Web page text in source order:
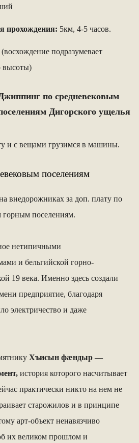
прохождения: 5км, 4-5 часов.
(восхождение подразумевает
высоты)
по средневековым
Дигорского ущелья
и с вещами грузимся в машины.
поселениям
внедорожниках за доп. плату по
горным поселениям.
нетипичными
и бельгийской горно-
19 века. Именно здесь создали
предприятие, благодаря
электричество и даже
Хъисын фæндыр —
история которого насчитывает
практически никто на нем не
старожилов и в принципе
арт-объект ненавязчиво
их великом прошлом и